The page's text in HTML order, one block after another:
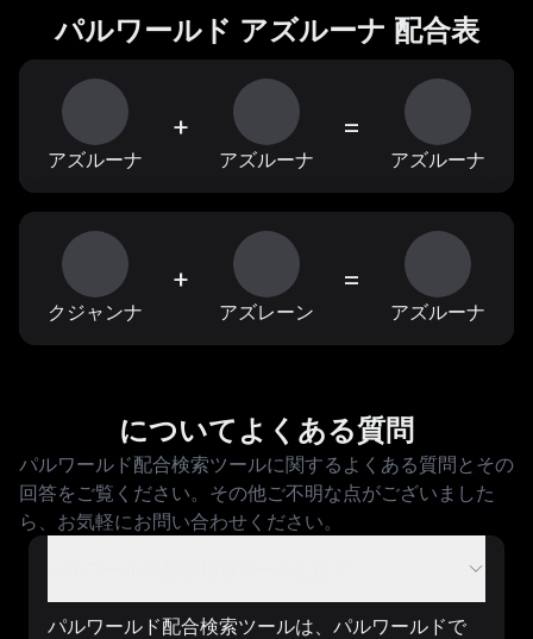
パルワールド アズルーナ 配合表
アズルーナ
+
アズルーナ
=
アズルーナ
クジャンナ
+
アズレーン
=
アズルーナ
についてよくある質問
パルワールド配合検索ツールに関するよくある質問とその
回答をご覧ください。その他ご不明な点がございました
ら、お気軽にお問い合わせください。
パルワールド配合検索ツールは、パルワールドで